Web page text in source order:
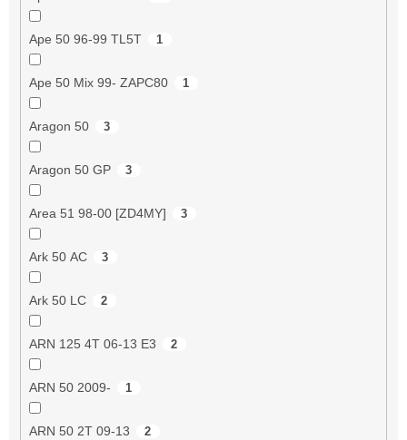
Ape 50 96-99 TL5T 1
Ape 50 Mix 99- ZAPC80 1
Aragon 50 3
Aragon 50 GP 3
Area 51 98-00 [ZD4MY] 3
Ark 50 AC 3
Ark 50 LC 2
ARN 125 4T 06-13 E3 2
ARN 50 2009- 1
ARN 50 2T 09-13 2